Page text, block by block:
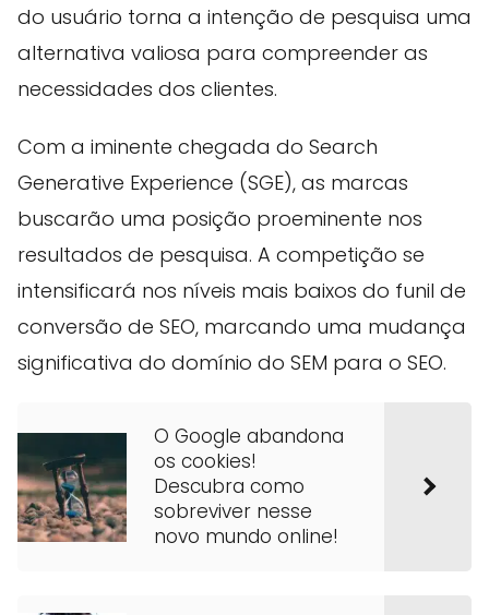
do usuário torna a intenção de pesquisa uma
alternativa valiosa para compreender as
necessidades dos clientes.
Com a iminente chegada do Search
Generative Experience (SGE), as marcas
buscarão uma posição proeminente nos
resultados de pesquisa. A competição se
intensificará nos níveis mais baixos do funil de
conversão de SEO, marcando uma mudança
significativa do domínio do SEM para o SEO.
O Google abandona
os cookies!
Descubra como
sobreviver nesse
novo mundo online!